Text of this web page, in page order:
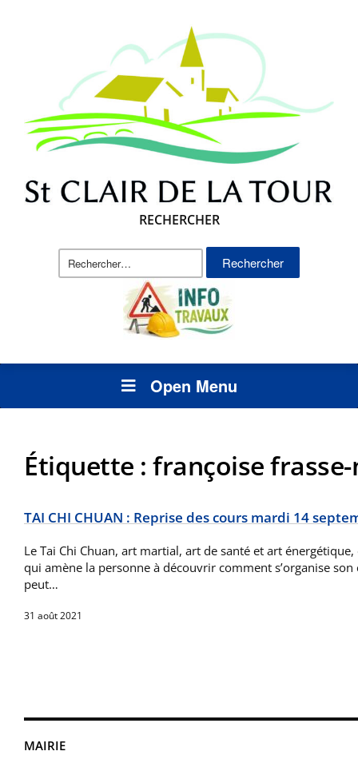
RECHERCHER
Rechercher :
Open Menu
MAIRIE
Étiquette : françoise
TAI CHI CHUAN : Reprise des cours mardi 14
Le Tai Chi Chuan, art martial, art de santé et art
qui amène la personne à découvrir comment s’organise
peut…
31 août 2021